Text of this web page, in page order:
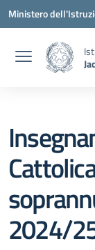
Vai ai contenuti
Vai al menu di
Vai al footer
Ministero
2024/